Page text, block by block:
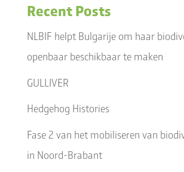
Recent Posts
NLBIF helpt Bulgarije om haar
openbaar beschikbaar te maken
GULLIVER
Hedgehog Histories
Fase 2 van het mobiliseren van
in Noord-Brabant